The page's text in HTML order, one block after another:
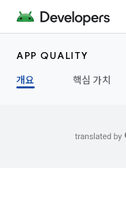
APP QUALITY
개요
핵심 가치